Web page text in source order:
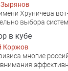
Хруничева
выбора
в кубе
Коржов
многие